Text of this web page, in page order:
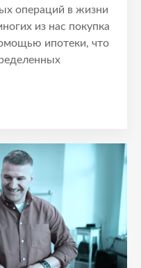
операций в жизни
из нас покупка
ипотеки, что